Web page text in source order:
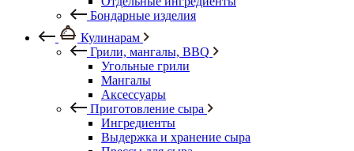
Бондарные изделия
Кулинарам
Грили, мангалы, BBQ
Угольные грили
Мангалы
Аксессуары
Приготовление сыра
Ингредиенты
Выдержка и хранение сыра